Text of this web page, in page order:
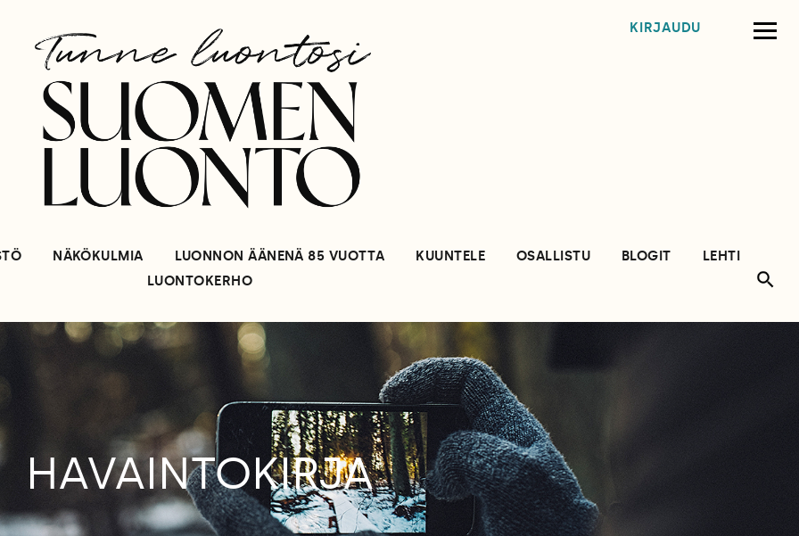
KIRJAUDU
NÄKÖKULMIA LUONNON ÄÄNENÄ 85 VUOTTA KUUNTELE OSALLISTU BLOGIT
LEHTI
LUONTOKERHO
HAVAINTOKIRJA